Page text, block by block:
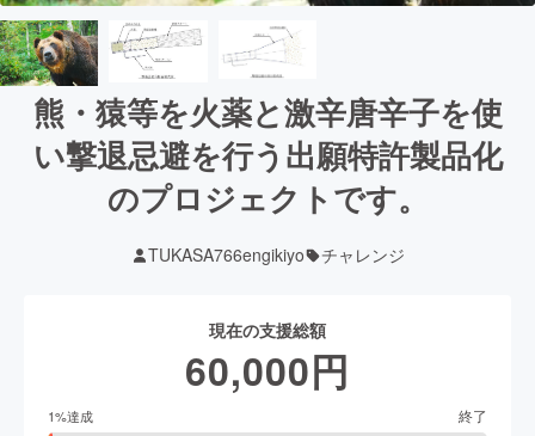
熊・猿等を火薬と激辛唐辛子を使
い撃退忌避を行う出願特許製品化
のプロジェクトです。
TUKASA766engikiyo チャレンジ
現在の支援総額
60,000円
1%達成 終了